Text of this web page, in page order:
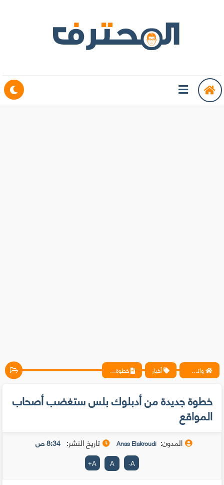
واتس آب ، فيسبوك ، أنترنت ، شروحات تقنية حصرية - المحترف أخبار خطوة جديدة من أدبلوك بلس ستغضب أصحاب المواقع
خطوة جديدة من أدبلوك بلس ستغضب أصحاب
المواقع
المدون: Anas Elakroudi تاريخ النشر: 8:34 ص
A
-
A
A
+